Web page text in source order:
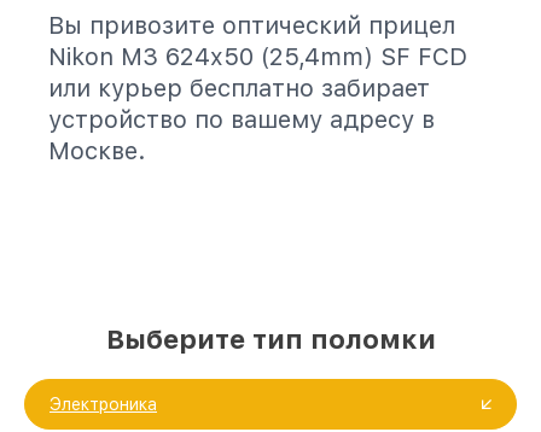
Вы привозите оптический прицел
Nikon M3 624x50 (25,4mm) SF FCD
или курьер бесплатно забирает
устройство по вашему адресу в
Москве.
Выберите тип поломки
Электроника